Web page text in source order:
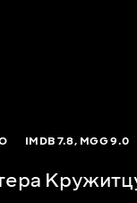
IMDB7.8, MGG9.0